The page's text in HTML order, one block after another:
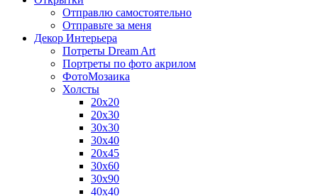
Отправлю самостоятельно
Отправьте за меня
Декор Интерьера
Потреты Dream Art
Портреты по фото акрилом
ФотоМозаика
Холсты
20х20
20х30
30х30
30х40
20х45
30х60
30х90
40х40